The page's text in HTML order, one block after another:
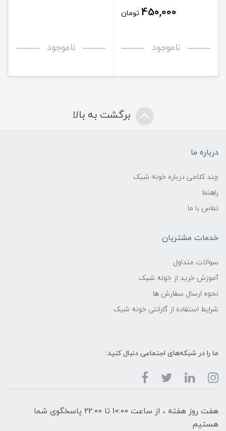
450,000 تومان
ناموجود ناموجود
برگشت به بالا
درباره ما
چند کلامی درباره خونه شیک
راهنما
تماس با ما
خدمات مشتریان
سوالات متداول
آموزش خرید از خونه شیک
نحوه ارسال سفارش ها
شرایط استفاده از گارانتی خونه شیک
ما را در شبکه‌های اجتماعی دنبال کنید:
هفت روز هفته ، از ساعت 10:00 تا 22:00 پاسخگوی شما
هستیم